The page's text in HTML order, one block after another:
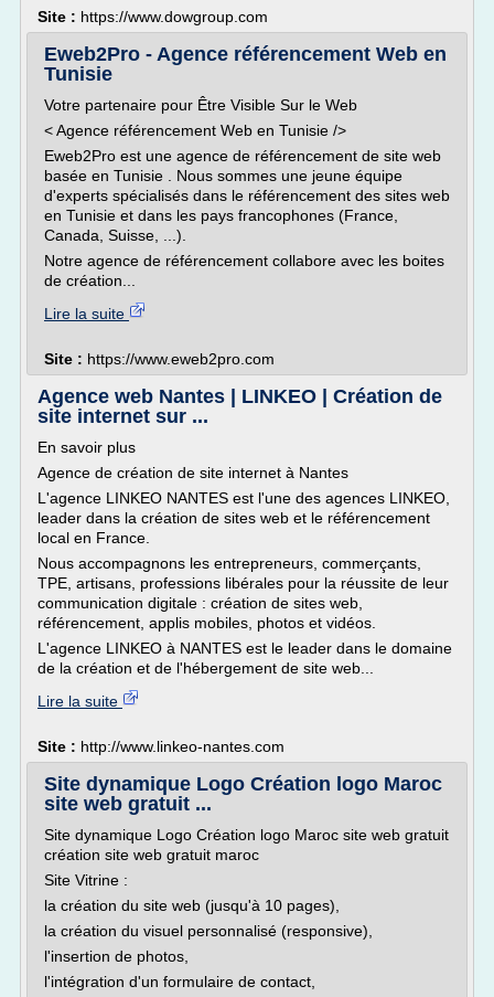
Site : https://www.dowgroup.com
Eweb2Pro - Agence référencement Web en
Tunisie
Votre partenaire pour Être Visible Sur le Web
< Agence référencement Web en Tunisie />
Eweb2Pro est une agence de référencement de site web
basée en Tunisie . Nous sommes une jeune équipe
d'experts spécialisés dans le référencement des sites web
en Tunisie et dans les pays francophones (France,
Canada, Suisse, ...).
Notre agence de référencement collabore avec les boites
de création...
Lire la suite
Site : https://www.eweb2pro.com
Agence web Nantes | LINKEO | Création de
site internet sur ...
En savoir plus
Agence de création de site internet à Nantes
L'agence LINKEO NANTES est l'une des agences LINKEO,
leader dans la création de sites web et le référencement
local en France.
Nous accompagnons les entrepreneurs, commerçants,
TPE, artisans, professions libérales pour la réussite de leur
communication digitale : création de sites web,
référencement, applis mobiles, photos et vidéos.
L'agence LINKEO à NANTES est le leader dans le domaine
de la création et de l'hébergement de site web...
Lire la suite
Site : http://www.linkeo-nantes.com
Site dynamique Logo Création logo Maroc
site web gratuit ...
Site dynamique Logo Création logo Maroc site web gratuit
création site web gratuit maroc
Site Vitrine :
la création du site web (jusqu'à 10 pages),
la création du visuel personnalisé (responsive),
l'insertion de photos,
l'intégration d'un formulaire de contact,